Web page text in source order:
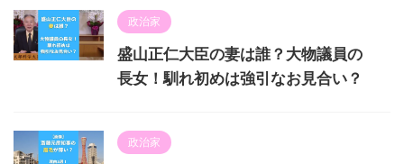
政治家
盛山正仁大臣の妻は誰？大物議員の
長女！馴れ初めは強引なお見合い？
政治家